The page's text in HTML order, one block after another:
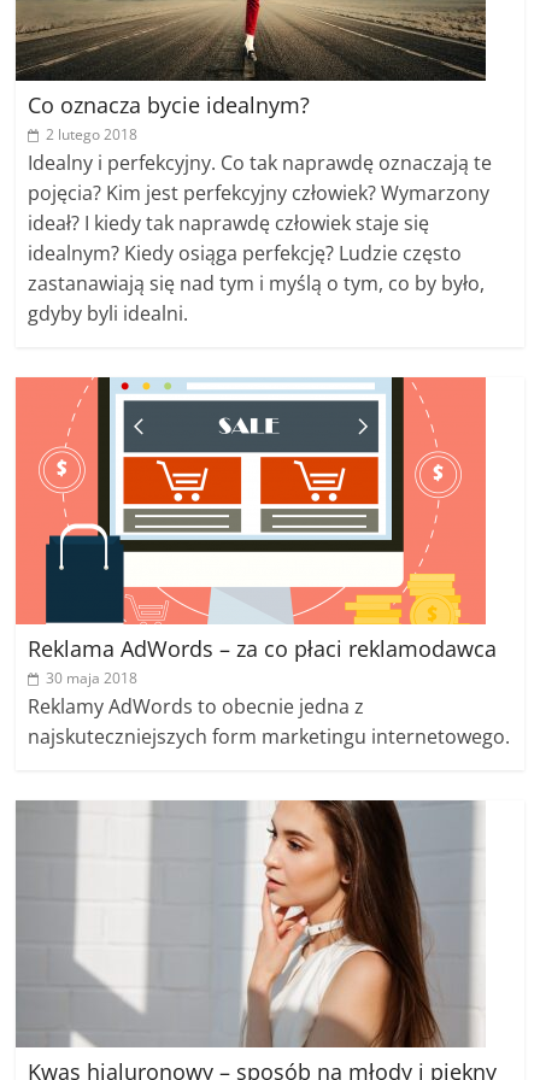
Co oznacza bycie idealnym?
2 lutego 2018
Idealny i perfekcyjny. Co tak naprawdę oznaczają te
pojęcia? Kim jest perfekcyjny człowiek? Wymarzony
ideał? I kiedy tak naprawdę człowiek staje się
idealnym? Kiedy osiąga perfekcję? Ludzie często
zastanawiają się nad tym i myślą o tym, co by było,
gdyby byli idealni.
Reklama AdWords – za co płaci reklamodawca
30 maja 2018
Reklamy AdWords to obecnie jedna z
najskuteczniejszych form marketingu internetowego.
Kwas hialuronowy – sposób na młody i piękny